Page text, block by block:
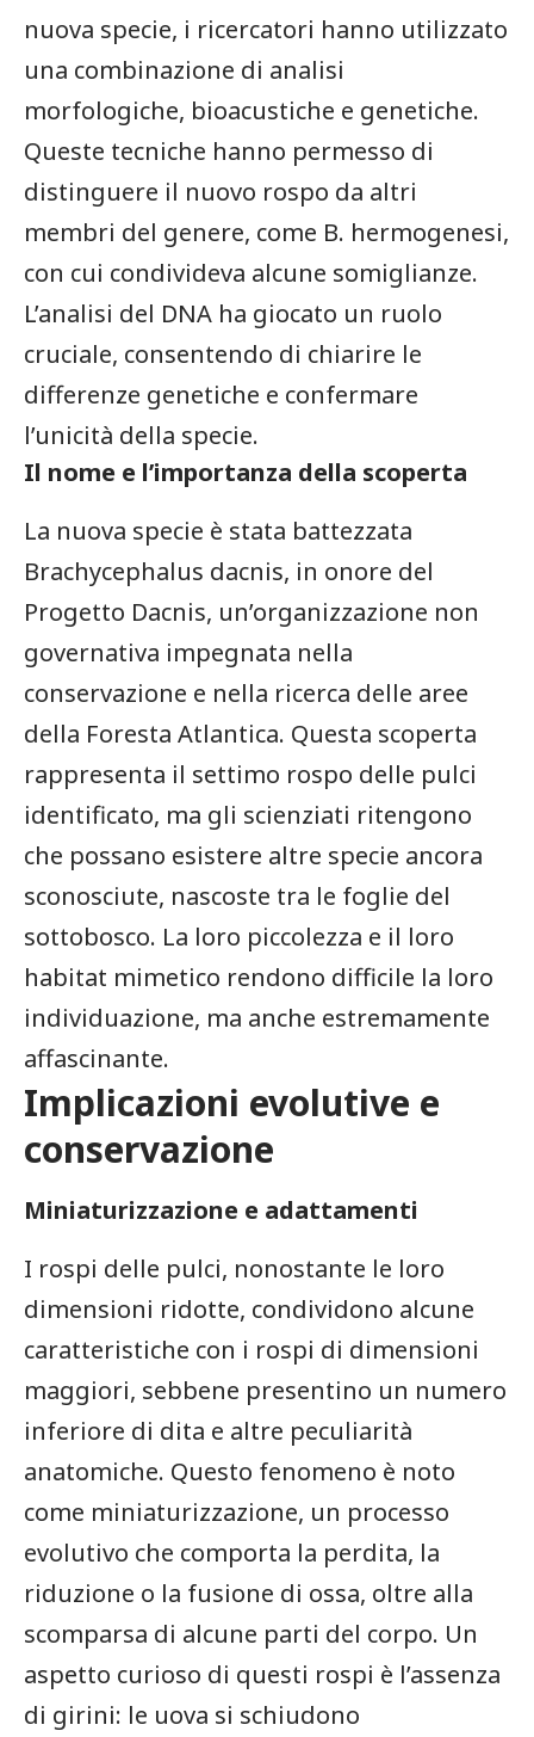
nuova specie, i‍ ricercatori hanno utilizzato
⁢una combinazione di analisi
morfologiche, ‍bioacustiche e genetiche.
Queste tecniche hanno permesso di
distinguere il ‍nuovo ⁤rospo da altri​
membri del genere, come B.⁢ hermogenesi,
con cui condivideva alcune somiglianze.⁤
L’analisi del DNA ha⁢ giocato un ruolo
cruciale, ​consentendo di chiarire le
differenze genetiche e confermare
l’unicità della specie.
Il ⁣nome e l’importanza della scoperta
La nuova specie è stata battezzata
Brachycephalus dacnis, in onore del
Progetto Dacnis, un’organizzazione non
governativa impegnata ​nella
conservazione e⁢ nella ricerca delle aree
della Foresta Atlantica. Questa scoperta
rappresenta il settimo rospo delle pulci​
identificato, ma gli scienziati ritengono
che possano ‍esistere altre specie ancora ​
sconosciute, nascoste ​tra le foglie del
sottobosco. La‍ loro ⁢piccolezza e il loro
habitat mimetico rendono difficile la loro
individuazione, ma anche estremamente
affascinante.
Implicazioni ‍evolutive e
conservazione
Miniaturizzazione e adattamenti
I rospi delle pulci, nonostante le loro
dimensioni⁣ ridotte, condividono alcune‌
caratteristiche con i rospi di dimensioni
maggiori, sebbene presentino un numero
inferiore ⁣di dita e altre peculiarità
anatomiche.‍ Questo fenomeno ⁣è noto
come miniaturizzazione,‍ un processo⁣
evolutivo che comporta⁢ la perdita, la
riduzione o la fusione di ossa, oltre ⁤alla
⁣scomparsa di alcune ⁢parti del corpo.⁣ Un
aspetto curioso di questi rospi è l’assenza
di girini: le‍ uova si ⁤schiudono